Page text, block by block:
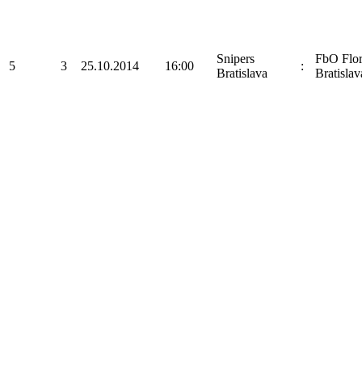
5 3 25.10.2014 16:00
Snipers
Bratislava
:
FbO